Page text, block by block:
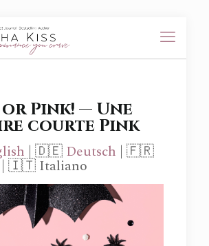
Pink! — Une
courte Pink
| 🇩🇪 Deutsch | 🇫🇷
| 🇮🇹 Italiano